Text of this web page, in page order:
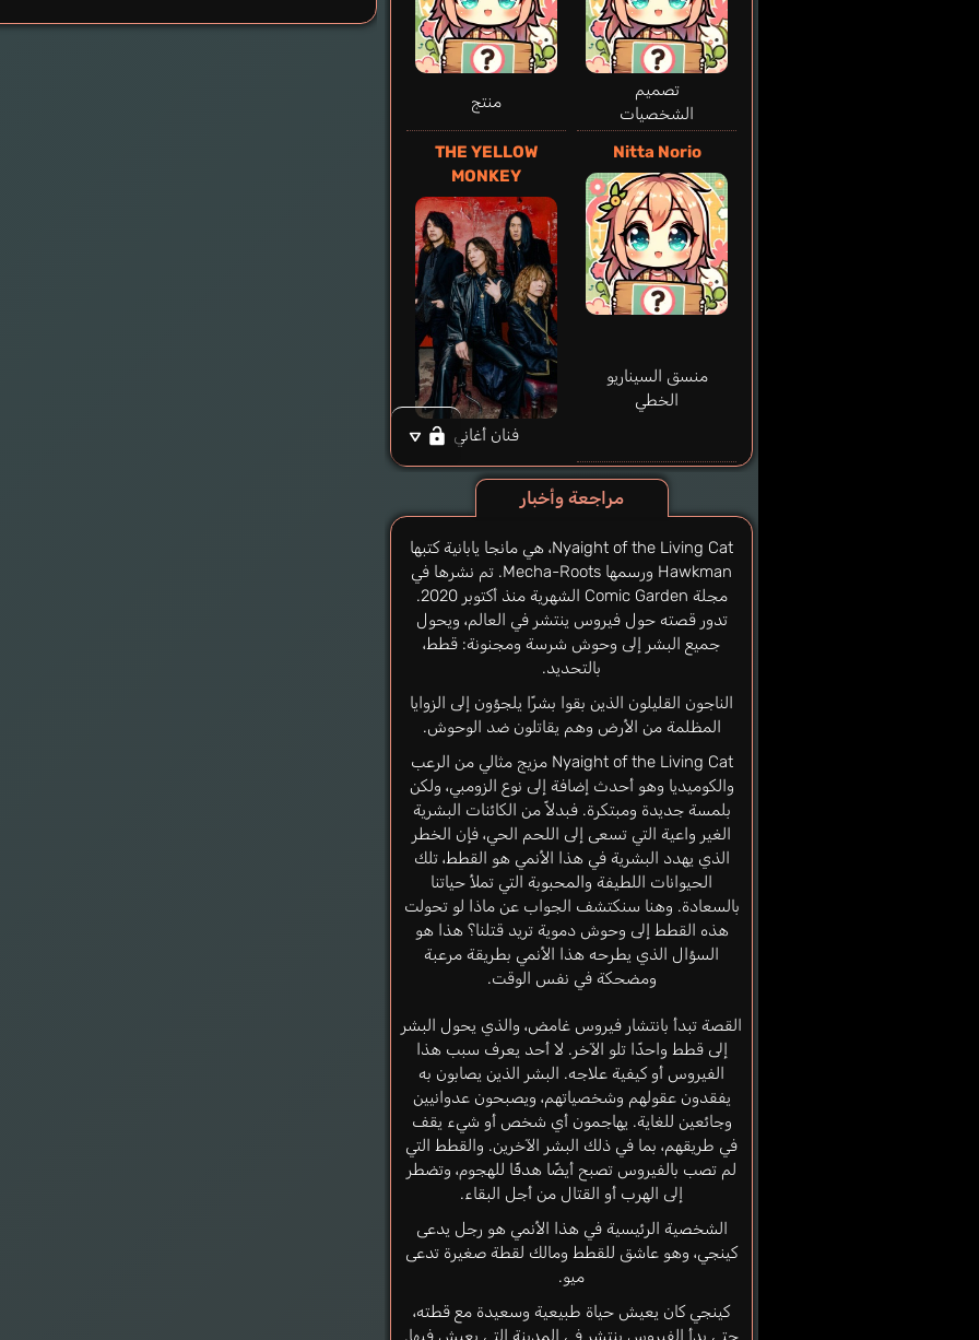
تصميم
الشخصيات
منتج
Nitta Norio
منسق السيناريو
الخطي
THE YELLOW
MONKEY
فنان أغاني
مراجعة وأخبار
Nyaight of the Living Cat، هي مانجا يابانية كتبها
Hawkman ورسمها Mecha-Roots. تم نشرها في
مجلة Comic Garden الشهرية منذ أكتوبر 2020.
تدور قصته حول فيروس ينتشر في العالم، ويحول
جميع البشر إلى وحوش شرسة ومجنونة: قطط،
بالتحديد.
الناجون القليلون الذين بقوا بشرًا يلجؤون إلى الزوايا
المظلمة من الأرض وهم يقاتلون ضد الوحوش.
Nyaight of the Living Cat مزيج مثالي من الرعب
والكوميديا وهو أحدث إضافة إلى نوع الزومبي، ولكن
بلمسة جديدة ومبتكرة. فبدلاً من الكائنات البشرية
الغير واعية التي تسعى إلى اللحم الحي، فإن الخطر
الذي يهدد البشرية في هذا الأنمي هو القطط، تلك
الحيوانات اللطيفة والمحبوبة التي تملأ حياتنا
بالسعادة. وهنا سنكتشف الجواب عن ماذا لو تحولت
هذه القطط إلى وحوش دموية تريد قتلنا؟ هذا هو
السؤال الذي يطرحه هذا الأنمي بطريقة مرعبة
ومضحكة في نفس الوقت.
القصة تبدأ بانتشار فيروس غامض، والذي يحول البشر
إلى قطط واحدًا تلو الآخر. لا أحد يعرف سبب هذا
الفيروس أو كيفية علاجه. البشر الذين يصابون به
يفقدون عقولهم وشخصياتهم، ويصبحون عدوانيين
وجائعين للغاية. يهاجمون أي شخص أو شيء يقف
في طريقهم، بما في ذلك البشر الآخرين. والقطط التي
لم تصب بالفيروس تصبح أيضًا هدفًا للهجوم، وتضطر
إلى الهرب أو القتال من أجل البقاء.
الشخصية الرئيسية في هذا الأنمي هو رجل يدعى
كينجي، وهو عاشق للقطط ومالك لقطة صغيرة تدعى
ميو.
كينجي كان يعيش حياة طبيعية وسعيدة مع قطته،
حتى بدأ الفيروس ينتشر في المدينة التي يعيش فيها.